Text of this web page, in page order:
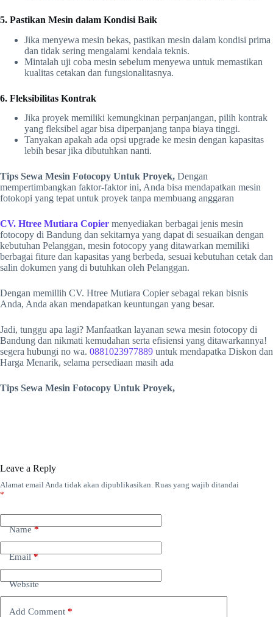
5. Pastikan Mesin dalam Kondisi Baik
Jika menyewa mesin bekas, pastikan mesin dalam kondisi prima
dan tidak sering mengalami kendala teknis.
Mintalah uji coba mesin sebelum menyewa untuk memastikan
kualitas cetakan dan fungsionalitasnya.
6. Fleksibilitas Kontrak
Jika proyek memiliki kemungkinan perpanjangan, pilih kontrak
yang fleksibel agar bisa diperpanjang tanpa biaya tinggi.
Tanyakan apakah ada opsi upgrade ke mesin dengan kapasitas
lebih besar jika dibutuhkan nanti.
Tips Sewa Mesin Fotocopy Untuk Proyek, Dengan
mempertimbangkan faktor-faktor ini, Anda bisa mendapatkan mesin
fotokopi yang tepat untuk proyek tanpa membuang anggaran
CV. Htree Mutiara Copier menyediakan berbagai jenis mesin
fotocopy di Bandung dan sekitarnya yang dapat di sesuaikan dengan
kebutuhan Pelanggan, mesin fotocopy yang ditawarkan memiliki
berbagai fiture dan kapasitas yang berbeda, sesuai kebutuhan cetak dan
salin dokumen yang di butuhkan oleh Pelanggan.
Dengan memillih CV. Htree Mutiara Copier sebagai rekan bisnis
Anda, Anda akan mendapatkan keuntungan yang besar.
Jadi, tunggu apa lagi? Manfaatkan layanan sewa mesin fotocopy di
Bandung dan nikmati kemudahan serta efisiensi yang ditawarkannya!
segera hubungi no wa. 0881023977889 untuk mendapatka Diskon dan
Harga Menarik, selama persediaan masih ada
Tips Sewa Mesin Fotocopy Untuk Proyek,
Leave a Reply
Alamat email Anda tidak akan dipublikasikan. Ruas yang wajib ditandai
*
Name*
Email*
Website
Add Comment *